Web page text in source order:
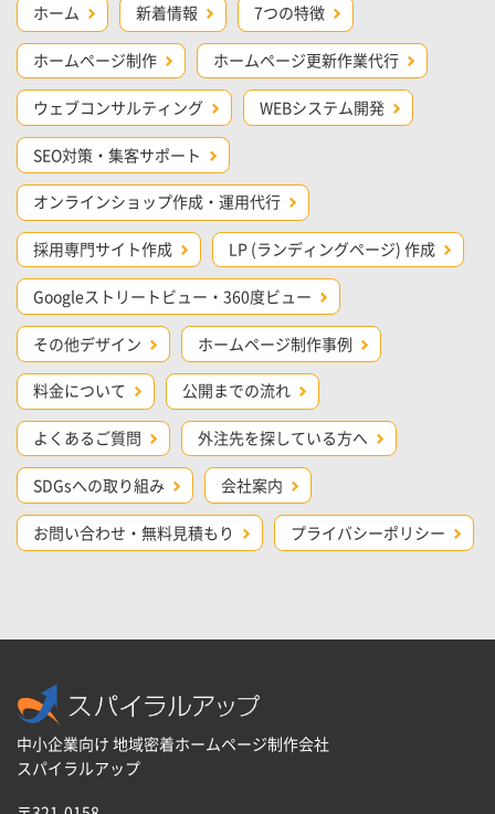
ホーム 新着情報 7つの特徴
ホームページ制作 ホームページ更新作業代行
ウェブコンサルティング WEBシステム開発
SEO対策・集客サポート
オンラインショップ作成・運用代行
採用専門サイト作成 LP (ランディングページ) 作成
Googleストリートビュー・360度ビュー
その他デザイン ホームページ制作事例
料金について 公開までの流れ
よくあるご質問 外注先を探している方へ
SDGsへの取り組み 会社案内
お問い合わせ・無料見積もり プライバシーポリシー
中小企業向け 地域密着ホームページ制作会社
スパイラルアップ